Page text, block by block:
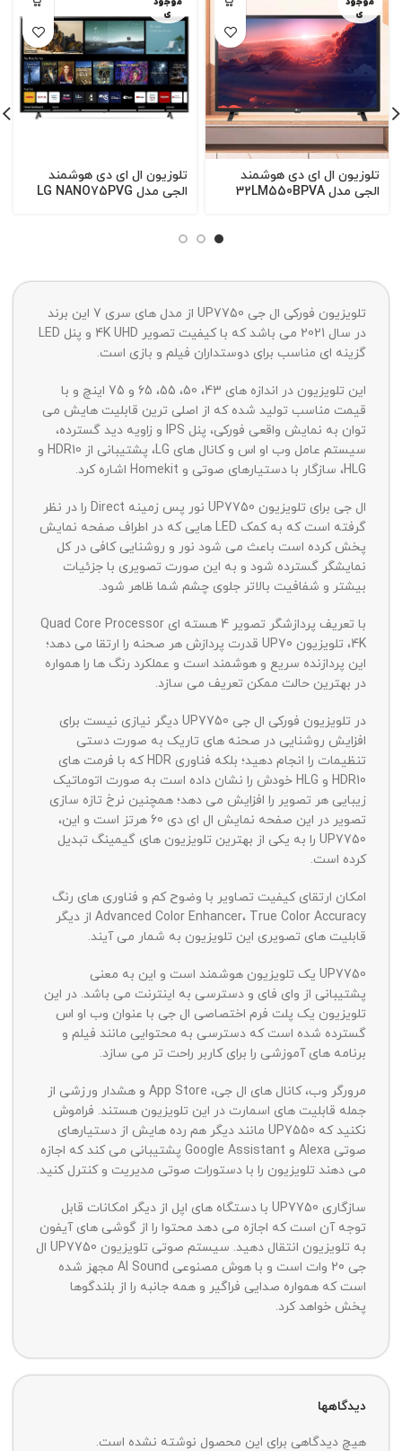
ی
تلوزیون ال ای دی هوشمند
الجی مدل 32LM550BPVA
ی
تلوزیون ال ای دی هوشمند
الجی مدل LG NANO75PVG
تلویزیون فورکی ال جی UP7750 از مدل های سری 7 این برند
در سال 2021 می باشد که با کیفیت تصویر 4K UHD و پنل LED
گزینه ای مناسب برای دوستداران فیلم و بازی است.
این تلویزیون در اندازه های 43، 50، 55، 65 و 75 اینچ و با
قیمت مناسب تولید شده که از اصلی ترین قابلیت هایش می
توان به نمایش واقعی فورکی، پنل IPS و زاویه دید گسترده،
سیستم عامل وب او اس و کانال های LG، پشتیبانی از HDR10 و
HLG، سازگار با دستیارهای صوتی و Homekit اشاره کرد.
ال جی برای تلویزیون UP7750 نور پس زمینه Direct را در نظر
گرفته است که به کمک LED هایی که در اطراف صفحه نمایش
پخش کرده است باعث می شود نور و روشنایی کافی در کل
نمایشگر گسترده شود و به این صورت تصویری با جزئیات
بیشتر و شفافیت بالاتر جلوی چشم شما ظاهر شود.
با تعریف پردازشگر تصویر 4 هسته ای Quad Core Processor
4K، تلویزیون UP70 قدرت پردازش هر صحنه را ارتقا می دهد؛
این پردازنده سریع و هوشمند است و عملکرد رنگ ها را همواره
در بهترین حالت ممکن تعریف می سازد.
در تلویزیون فورکی ال جی UP7750 دیگر نیازی نیست برای
افزایش روشنایی در صحنه های تاریک به صورت دستی
تنظیمات را انجام دهید؛ بلکه فناوری HDR که با فرمت های
HDR10 و HLG خودش را نشان داده است به صورت اتوماتیک
زیبایی هر تصویر را افزایش می دهد؛ همچنین نرخ تازه سازی
تصویر در این صفحه نمایش ال ای دی 60 هرتز است و این،
UP7750 را به یکی از بهترین تلویزیون های گیمینگ تبدیل
کرده است.
امکان ارتقای کیفیت تصاویر با وضوح کم و فناوری های رنگ
Advanced Color Enhancer، True Color Accuracy از دیگر
قابلیت های تصویری این تلویزیون به شمار می آیند.
UP7750 یک تلویزیون هوشمند است و این به معنی
پشتیبانی از وای فای و دسترسی به اینترنت می باشد. در این
تلویزیون یک پلت فرم اختصاصی ال جی با عنوان وب او اس
گسترده شده است که دسترسی به محتوایی مانند فیلم و
برنامه های آموزشی را برای کاربر راحت تر می سازد.
مرورگر وب، کانال های ال جی، App Store و هشدار ورزشی از
جمله قابلیت های اسمارت در این تلویزیون هستند. فراموش
نکنید که UP7550 مانند دیگر هم رده هایش از دستیارهای
صوتی Alexa و Google Assistant پشتیبانی می کند که اجازه
می دهند تلویزیون را با دستورات صوتی مدیریت و کنترل کنید.
سازگاری UP7750 با دستگاه های اپل از دیگر امکانات قابل
توجه آن است که اجازه می دهد محتوا را از گوشی های آیفون
به تلویزیون انتقال دهید. سیستم صوتی تلویزیون UP7750 ال
جی 20 وات است و با هوش مصنوعی AI Sound مجهز شده
است که همواره صدایی فراگیر و همه جانبه را از بلندگوها
پخش خواهد کرد.
دیدگاهها
هیچ دیدگاهی برای این محصول نوشته نشده است.